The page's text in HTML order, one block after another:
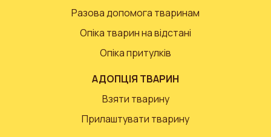
Разова допомога тваринам
Опіка тварин на відстані
Опіка притулків
АДОПЦІЯ ТВАРИН
Взяти тварину
Прилаштувати тварину